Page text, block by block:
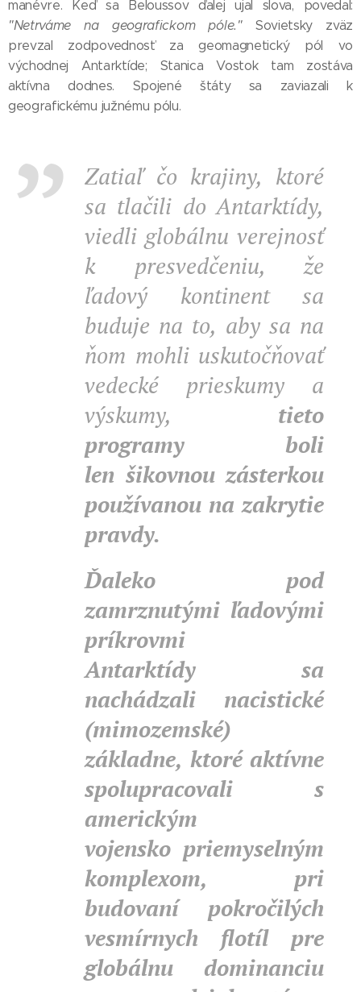
manévre. Keď sa Beloussov ďalej ujal slova, povedal:
"Netrváme na geografickom póle."Sovietsky zväz
prevzal zodpovednosť za geomagnetický pól vo
východnej Antarktíde; Stanica Vostok tam zostáva
aktívna dodnes. Spojené štáty sa zaviazali k
geografickému južnému pólu.
Zatiaľ čo krajiny, ktoré
sa tlačili do Antarktídy,
viedli globálnu verejnosť
k presvedčeniu, že
ľadový kontinent sa
buduje na to, aby sa na
ňom mohli uskutočňovať
vedecké prieskumy a
výskumy, tieto
programy boli
len šikovnou zásterkou
používanou na zakrytie
pravdy.
Ďaleko pod
zamrznutými ľadovými
príkrovmi
Antarktídy sa
nachádzali nacistické
(mimozemské)
základne, ktoré aktívne
spolupracovali s
americkým
vojensko priemyselným
komplexom, pri
budovaní pokročilých
vesmírnych flotíl pre
globálnu dominanciu